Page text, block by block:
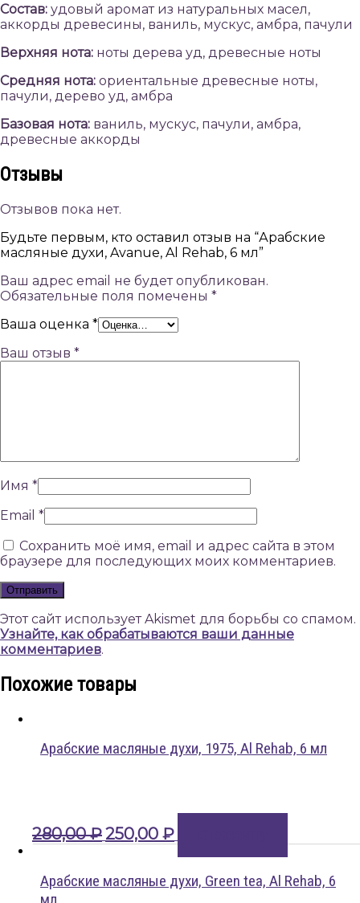
Состав: удовый аромат из натуральных масел,
аккорды древесины, ваниль, мускус, амбра, пачули
Верхняя нота: ноты дерева уд, древесные ноты
Средняя нота: ориентальные древесные ноты,
пачули, дерево уд, амбра
Базовая нота: ваниль, мускус, пачули, амбра,
древесные аккорды
Отзывы
Отзывов пока нет.
Будьте первым, кто оставил отзыв на “Арабские
масляные духи, Avanue, Al Rehab, 6 мл”
Ваш адрес email не будет опубликован.
Обязательные поля помечены *
Ваша оценка *
Ваш отзыв *
Имя *
Email *
Сохранить моё имя, email и адрес сайта в этом
браузере для последующих моих комментариев.
Этот сайт использует Akismet для борьбы со спамом.
Узнайте, как обрабатываются ваши данные
комментариев.
Похожие товары
Арабские масляные духи, 1975, Al Rehab, 6 мл
280,00₽ Первоначальная
цена
составляла
280,00 ₽.
250,00 ₽Текущая
цена:
250,00 ₽.
Арабские масляные духи, Green tea, Al Rehab, 6